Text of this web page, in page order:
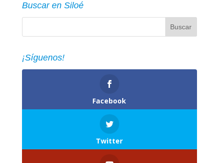
Buscar en Siloé
¡Síguenos!
Facebook
Twitter